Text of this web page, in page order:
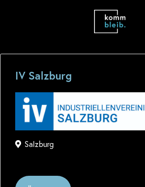
IV Salzburg
Salzburg